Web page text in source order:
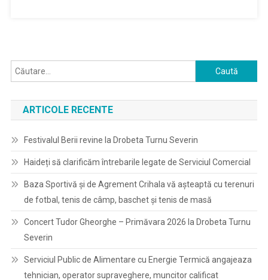
Caută
după:
ARTICOLE RECENTE
Festivalul Berii revine la Drobeta Turnu Severin
Haideți să clarificăm întrebarile legate de Serviciul Comercial
Baza Sportivă și de Agrement Crihala vă așteaptă cu terenuri
de fotbal, tenis de câmp, baschet și tenis de masă
Concert Tudor Gheorghe – Primăvara 2026 la Drobeta Turnu
Severin
Serviciul Public de Alimentare cu Energie Termică angajeaza
tehnician, operator supraveghere, muncitor calificat